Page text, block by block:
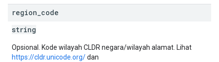
region code
string
Opsional. Kode wilayah CLDR negara/wilayah alamat. Lihat
https://cldr.unicode.org/dan